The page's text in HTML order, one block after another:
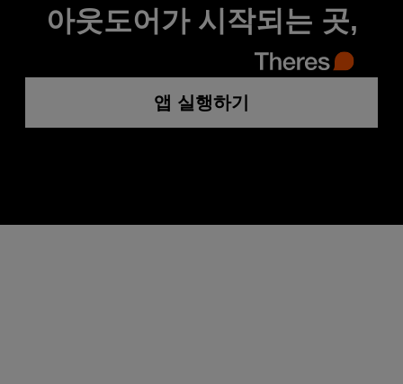
아웃도어가 시작되는 곳,
앱 실행하기